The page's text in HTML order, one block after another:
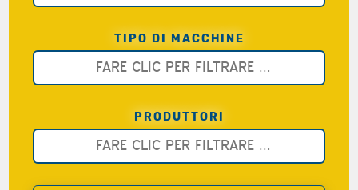
TIPO DI MACCHINE
PRODUTTORI